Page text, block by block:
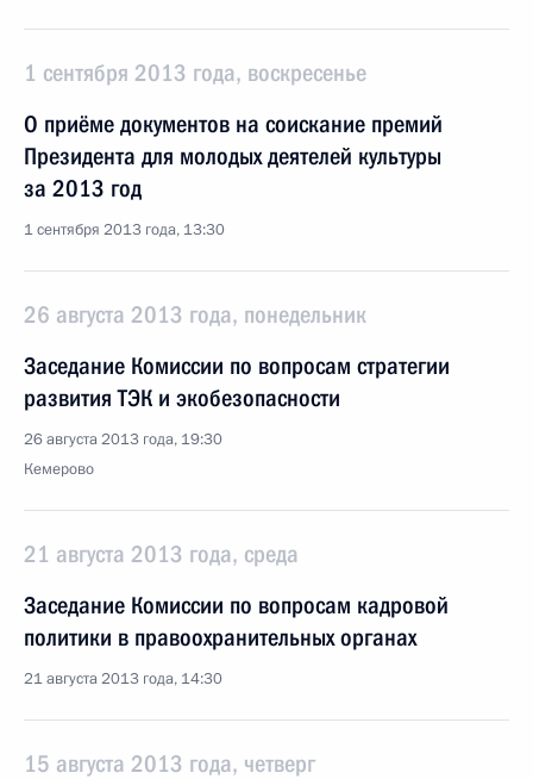
1 сентября 2013 года, воскресенье
О приёме документов на соискание премий
Президента для молодых деятелей культуры
за 2013 год
1 сентября 2013 года, 13:30
26 августа 2013 года, понедельник
Заседание Комиссии по вопросам стратегии
развития ТЭК и экобезопасности
26 августа 2013 года, 19:30
Кемерово
21 августа 2013 года, среда
Заседание Комиссии по вопросам кадровой
политики в правоохранительных органах
21 августа 2013 года, 14:30
15 августа 2013 года, четверг